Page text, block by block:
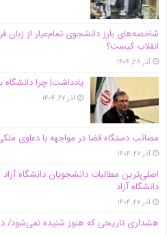
شاخصه‌های بارز دانشجوی تمام‌عیار از زبان
انقلاب کیست؟
آذر ۲۸, ۱۴۰۴
یادداشت| چرا دانشگاه
آذر ۲۷, ۱۴۰۴
مصائب دستگاه قضا در مواجهه با دعاوی
آذر ۲۷, ۱۴۰۴
اصلی‌ترین مطالبات دانشجویان دانشگاه
دانشگاه آز‌اد
آذر ۲۷, ۱۴۰۴
هشداری تاریخی که هنوز شنیده نمی‌شود/